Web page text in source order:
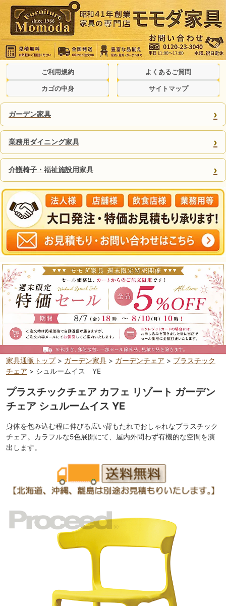
ご利用規約 よくあるご質問
カゴの中身 サイトマップ
ガーデン家具 ›
業務用ダイニング家具 ›
介護椅子・福祉施設用家具 ›
家具通販トップ> ガーデン家具 > ガーデンチェア > プラスチック
チェア > シュルームイス YE
プラスチックチェア カフェ リゾート ガーデン
チェア シュルームイス YE
身体を包み込む程に伸びる広い背もたれでおしゃれなプラスチック
チェア。カラフルな5色展開にて、屋内外問わず有機的な空間を演
出します。